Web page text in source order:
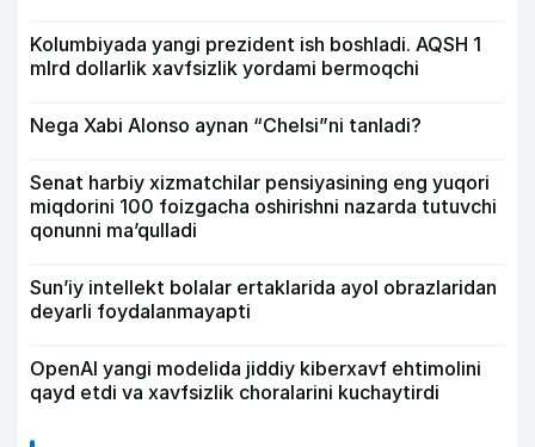
Kolumbiyada yangi prezident ish boshladi. AQSH 1
mlrd dollarlik xavfsizlik yordami bermoqchi
Nega Xabi Alonso aynan “Chelsi”ni tanladi?
Senat harbiy xizmatchilar pensiyasining eng yuqori
miqdorini 100 foizgacha oshirishni nazarda tutuvchi
qonunni ma’qulladi
Sun’iy intellekt bolalar ertaklarida ayol obrazlaridan
deyarli foydalanmayapti
OpenAI yangi modelida jiddiy kiberxavf ehtimolini
qayd etdi va xavfsizlik choralarini kuchaytirdi